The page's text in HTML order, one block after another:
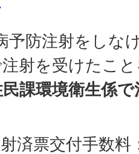
予防注射をしな
射を受けたこ
課環境衛生係
射済票交付手数